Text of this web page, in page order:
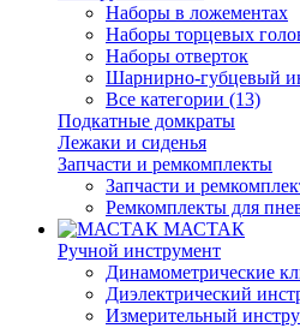
Наборы в ложементах
Наборы торцевых
Наборы отверток
Шарнирно-губцевый
Все категории (13)
Подкатные домкраты
Лежаки и сиденья
Запчасти и ремкомплекты
Запчасти и
Ремкомплекты для
МАСТАК
Ручной инструмент
Динамометрические
Диэлектрический
Измерительный